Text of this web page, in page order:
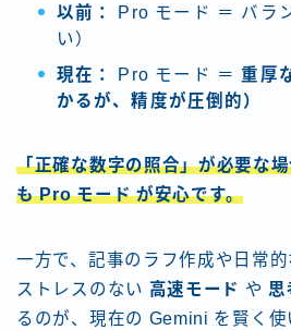
以前：
Pro モード ＝ バラ
い）
現在：
Pro モード ＝重厚
かるが、精度が圧倒的）
「正確な数字の照合」が必要な
もPro モードが安心です。
一方で、記事のラフ作成や日常的
ストレスのない 高速モード や 思
るのが、現在の Gemini を賢く